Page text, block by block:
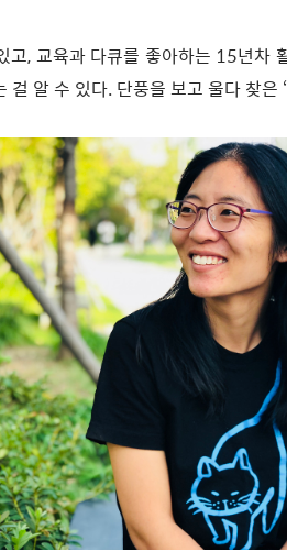
고, 교육과 다큐를 좋아하는 15년차
걸 알 수 있다. 단풍을 보고 울다 찾은